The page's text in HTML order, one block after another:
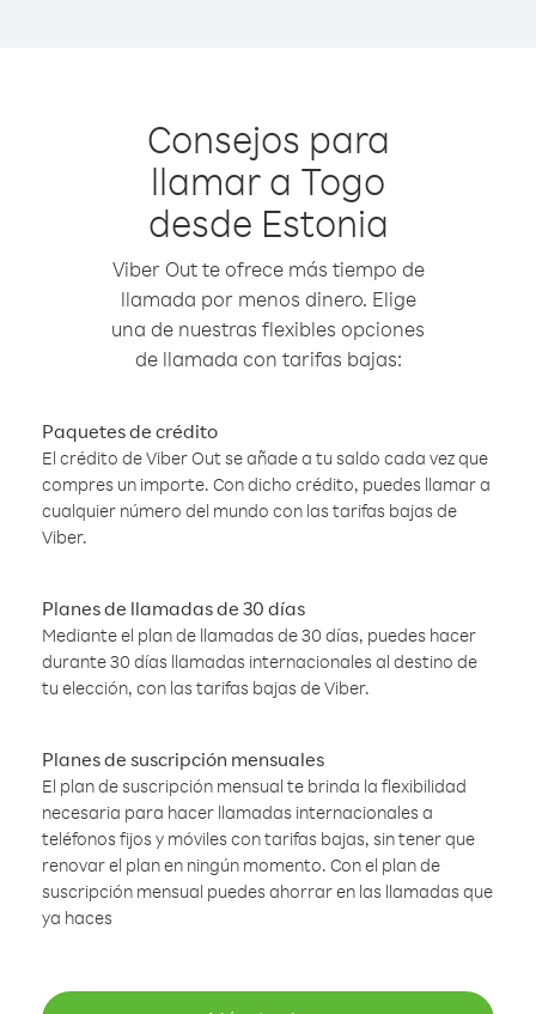
Consejos para
llamar a Togo
desde Estonia
Viber Out te ofrece más tiempo de
llamada por menos dinero. Elige
una de nuestras flexibles opciones
de llamada con tarifas bajas:
Paquetes de crédito
El crédito de Viber Out se añade a tu saldo cada vez que
compres un importe. Con dicho crédito, puedes llamar a
cualquier número del mundo con las tarifas bajas de
Viber.
Planes de llamadas de 30 días
Mediante el plan de llamadas de 30 días, puedes hacer
durante 30 días llamadas internacionales al destino de
tu elección, con las tarifas bajas de Viber.
Planes de suscripción mensuales
El plan de suscripción mensual te brinda la flexibilidad
necesaria para hacer llamadas internacionales a
teléfonos fijos y móviles con tarifas bajas, sin tener que
renovar el plan en ningún momento. Con el plan de
suscripción mensual puedes ahorrar en las llamadas que
ya haces